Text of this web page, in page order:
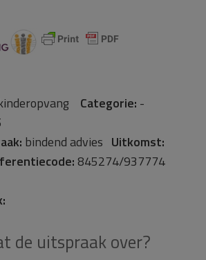
Categorie: -
bindend advies Uitkomst:
845274/937774
de uitspraak over?